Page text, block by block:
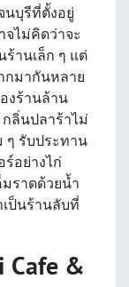
นบุรีที่ตั้งอยู่
ไม่คิดว่าจะ
านเล็ก ๆ แต่
กมากันหลาย
งร้านล้าน
ลิ่นปลาร้าไม่
ๆ รับประทาน
ร์อย่างไก่
ราดด้วยน้ำ
ป็นร้านลับที่
Cafe &